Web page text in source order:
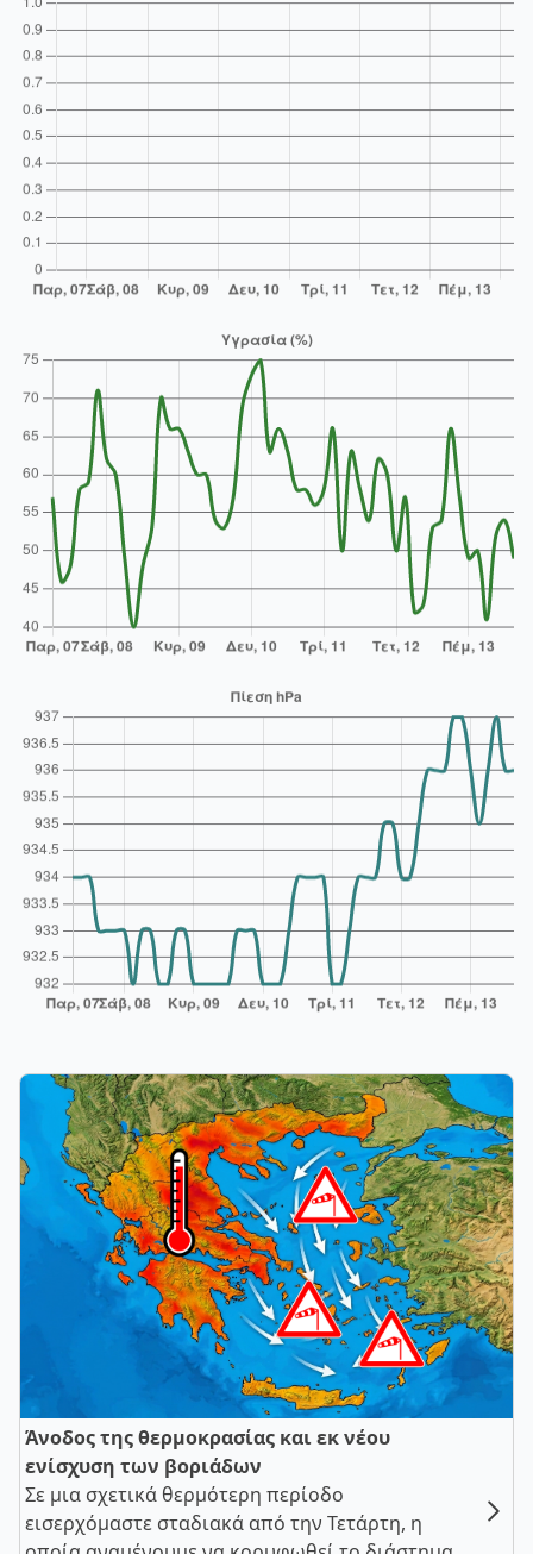
Άνοδος της θερμοκρασίας και εκ νέου
ενίσχυση των βοριάδων
Σε μια σχετικά θερμότερη περίοδο
εισερχόμαστε σταδιακά από την Τετάρτη, η